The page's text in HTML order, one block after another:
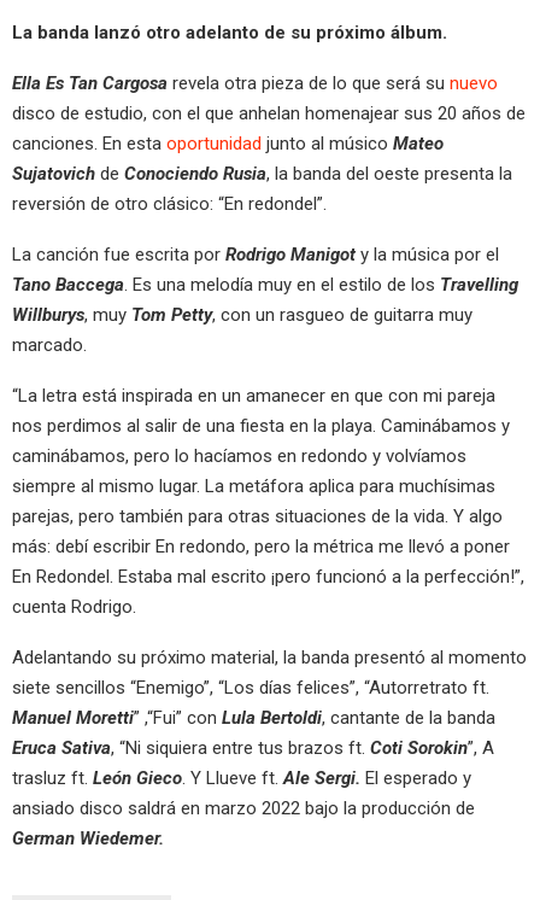
La banda lanzó otro adelanto de su próximo álbum.
Ella Es Tan Cargosa revela otra pieza de lo que será su nuevo
disco de estudio, con el que anhelan homenajear sus 20 años de
canciones. En esta oportunidad junto al músico Mateo
Sujatovich de Conociendo Rusia, la banda del oeste presenta la
reversión de otro clásico: “En redondel”.
La canción fue escrita por Rodrigo Manigot y la música por el
Tano Baccega. Es una melodía muy en el estilo de los Travelling
Willburys, muy Tom Petty, con un rasgueo de guitarra muy
marcado.
“La letra está inspirada en un amanecer en que con mi pareja
nos perdimos al salir de una fiesta en la playa. Caminábamos y
caminábamos, pero lo hacíamos en redondo y volvíamos
siempre al mismo lugar. La metáfora aplica para muchísimas
parejas, pero también para otras situaciones de la vida. Y algo
más: debí escribir En redondo, pero la métrica me llevó a poner
En Redondel. Estaba mal escrito ¡pero funcionó a la perfección!”,
cuenta Rodrigo.
Adelantando su próximo material, la banda presentó al momento
siete sencillos “Enemigo”, “Los días felices”, “Autorretrato ft.
Manuel Moretti” ,“Fui” con Lula Bertoldi, cantante de la banda
Eruca Sativa, “Ni siquiera entre tus brazos ft. Coti Sorokin”, A
trasluz ft. León Gieco. Y Llueve ft.Ale Sergi. El esperado y
ansiado disco saldrá en marzo 2022 bajo la producción de
German Wiedemer.